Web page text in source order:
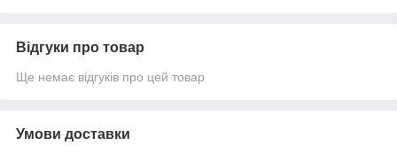
Відгуки про товар
Ще немає відгуків про цей товар
Умови доставки